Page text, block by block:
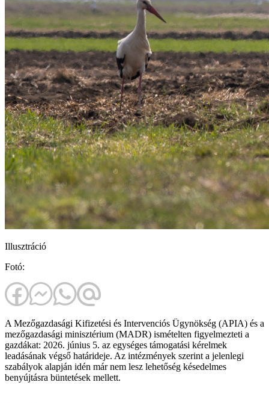
Illusztráció
Fotó:
A Mezőgazdasági Kifizetési és Intervenciós Ügynökség (APIA) és a
mezőgazdasági minisztérium (MADR) ismételten figyelmezteti a
gazdákat: 2026. június 5. az egységes támogatási kérelmek
leadásának végső határideje. Az intézmények szerint a jelenlegi
szabályok alapján idén már nem lesz lehetőség késedelmes
benyújtásra büntetések mellett.